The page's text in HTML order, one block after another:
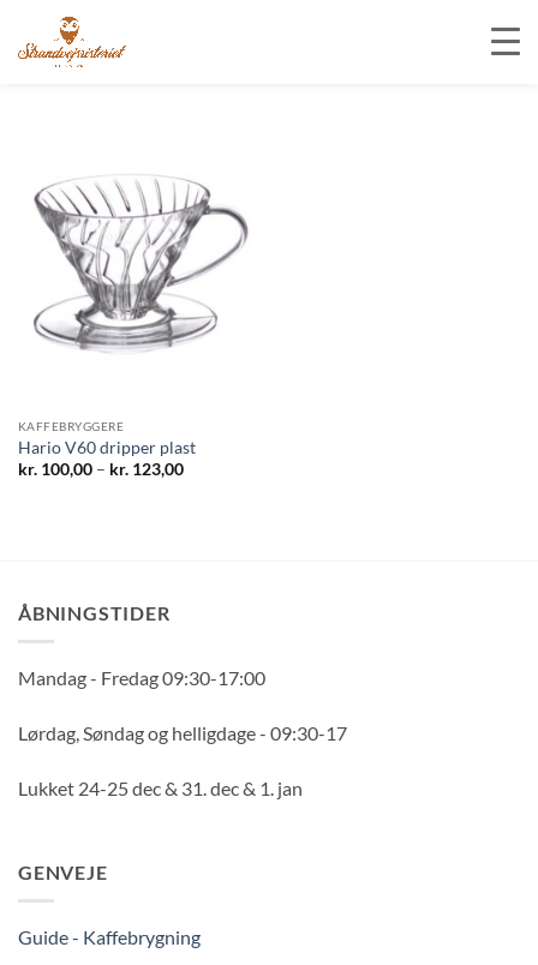
KAFFEBRYGGERE
Hario V60 dripper plast
kr.100,00 – kr.123,00Prisinterval:
ÅBNINGSTIDER
Mandag - Fredag 09:30-17:00
Lørdag, Søndag og helligdage - 09:30-17
Lukket 24-25 dec & 31. dec & 1. jan
GENVEJE
Guide - Kaffebrygning